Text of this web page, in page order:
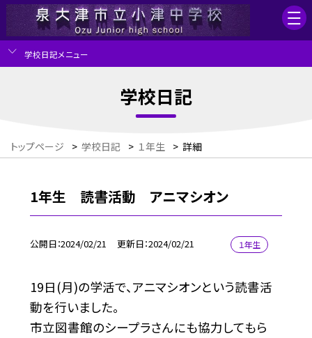
学校日記メニュー
学校日記
トップページ > 学校日記 > １年生 > 詳細
1年生 読書活動 アニマシオン
公開日 2024/02/21 更新日 2024/02/21 １年生
19日(月)の学活で、アニマシオンという読書活
動を行いました。
市立図書館のシープラさんにも協力してもら